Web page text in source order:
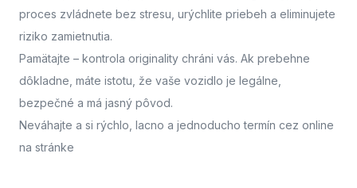
proces zvládnete bez stresu, urýchlite priebeh a eliminujete
riziko zamietnutia.
Pamätajte – kontrola originality chráni vás. Ak prebehne
dôkladne, máte istotu, že vaše vozidlo je legálne,
bezpečné a má jasný pôvod.
Neváhajte a si rýchlo, lacno a jednoducho termín cez online
na stránke